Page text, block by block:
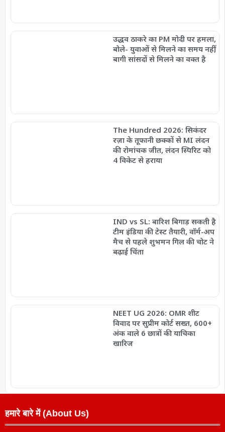
उद्धव ठाकरे का PM मोदी पर हमला,
बोले- युवाओं से मिलने का समय नहीं,
बागी सांसदों से मिलने का वक्त है
The Hundred 2026: सिकंदर
रज़ा के तूफानी छक्कों से MI लंदन
की रोमांचक जीत, लंदन स्पिरिट को
4 विकेट से हराया
IND vs SL: बारिश बिगाड़ सकती है
टीम इंडिया की टेस्ट तैयारी, वॉर्म-अप
मैच से पहले शुभमन गिल की चोट ने
बढ़ाई चिंता
NEET UG 2026: OMR शीट
विवाद पर सुप्रीम कोर्ट सख्त, 600+
अंक वाले 6 छात्रों की याचिका
खारिज
हमारे बारे में (About Us)